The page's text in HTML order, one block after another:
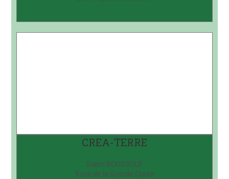
CREA-TERRE
Salim BOUSSOUF
9 rue de la Grande Ourse